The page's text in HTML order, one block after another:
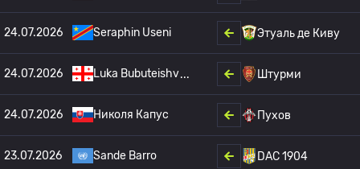
24.07.2026 Seraphin Useni Этуаль де Киву
24.07.2026 Luka Bubuteishv Штурми
24.07.2026 Николя Капус Пухов
23.07.2026 Sande Barro DAC 1904